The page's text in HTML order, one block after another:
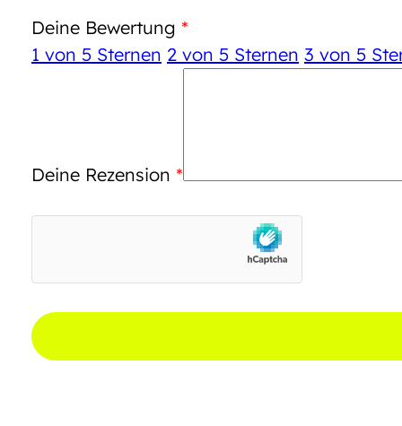
Deine Bewertung *
1 von 5 Sternen 2 von 5 Sternen 3 von 5
Deine Rezension *